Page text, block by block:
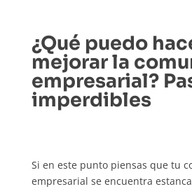
¿Qué puedo
mejorar la
empresarial?
imperdibles
Si en este punto piensas que tu
empresarial se encuentra